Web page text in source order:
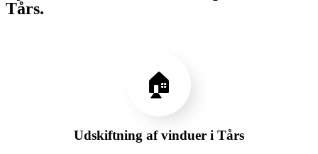
Tårs.
🏠
Udskiftning af vinduer i Tårs